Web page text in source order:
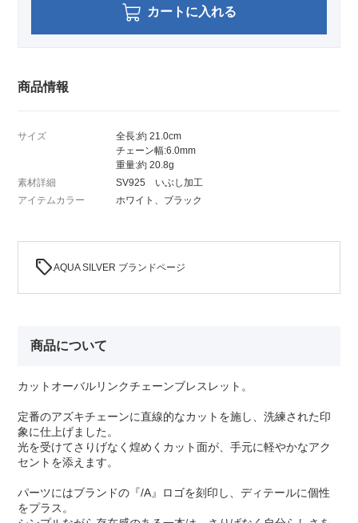
カートに入れる
商品情報
サイズ
全長:約 21.0cm
チェーン幅:6.0mm
重量:約 20.8g
素材詳細
SV925 いぶし加工
アイテムカラー
ホワイト、ブラック
sellAQUA SILVER ブランドページ
商品について
カットオーバルリンクチェーンブレスレット。
定番のアズキチェーンに直線的なカットを施し、洗練された印
象に仕上げました。
光を受けてさりげなく煌めくカット面が、手元に軽やかなアク
セントを添えます。
パーツにはブランドの『/A』ロゴを刻印し、ディテールに個性
をプラス。